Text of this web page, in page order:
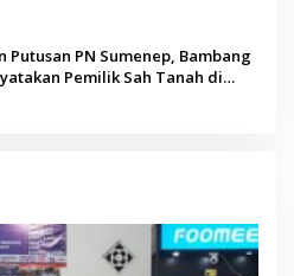
Putusan PN Sumenep, Bambang
Pemilik Sah Tanah di